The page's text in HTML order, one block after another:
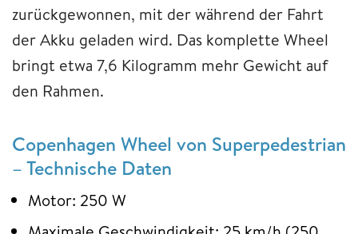
zurückgewonnen, mit der während der Fahrt
der Akku geladen wird. Das komplette Wheel
bringt etwa 7,6 Kilogramm mehr Gewicht auf
den Rahmen.
Copenhagen Wheel von Superpedestrian
– Technische Daten
Motor: 250 W